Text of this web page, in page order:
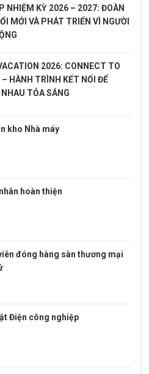
NHIỆM KỲ 2026 – 2027: ĐOÀN
MỚI VÀ PHÁT TRIỂN VÌ NGƯỜI
2026: CONNECT TO
– HÀNH TRÌNH KẾT NỐI ĐỂ
TỎA SÁNG
kho Nhà máy
hoàn thiện
đóng hàng sàn thương mại
Điện công nghiệp